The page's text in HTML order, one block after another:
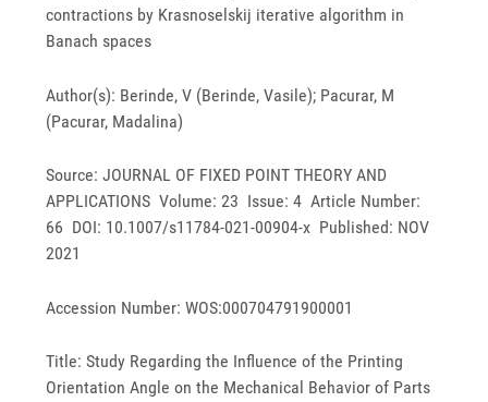
contractions by Krasnoselskij iterative algorithm in
Banach spaces
Author(s): Berinde, V (Berinde, Vasile); Pacurar, M
(Pacurar, Madalina)
Source: JOURNAL OF FIXED POINT THEORY AND
APPLICATIONS Volume: 23 Issue: 4 Article Number:
66 DOI: 10.1007/s11784-021-00904-x Published: NOV
2021
Accession Number: WOS:000704791900001
Title: Study Regarding the Influence of the Printing
Orientation Angle on the Mechanical Behavior of Parts